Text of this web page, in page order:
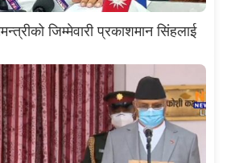
जिम्मेवारी प्रकाशमान सिंहलाई